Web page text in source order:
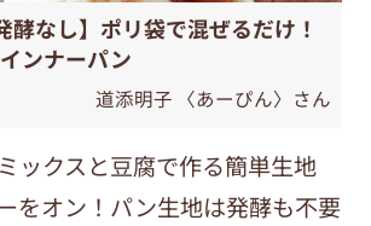
酵なし】ポリ袋で混ぜるだけ！
ンナーパン
道添明子 〈あーぴん〉さん
ックスと豆腐で作る簡単生地
をオン！パン生地は発酵も不要